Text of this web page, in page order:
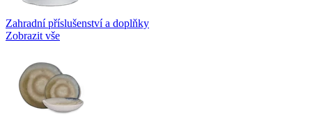
Zahradní příslušenství a doplňky
Zobrazit vše